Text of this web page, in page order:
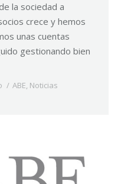
la sociedad a
crece y hemos
unas cuentas
gestionando bien
ABE, Noticias